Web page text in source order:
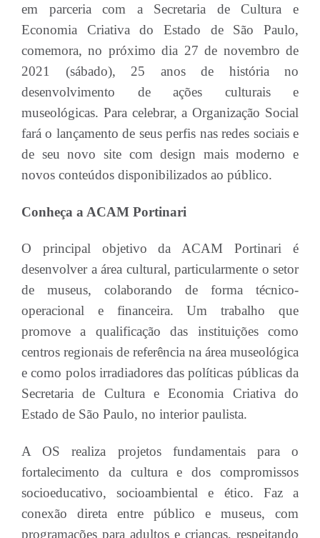
em parceria com a Secretaria de Cultura e
Economia Criativa do Estado de São Paulo,
comemora, no próximo dia 27 de novembro de
2021 (sábado), 25 anos de história no
desenvolvimento de ações culturais e
museológicas. Para celebrar, a Organização Social
fará o lançamento de seus perfis nas redes sociais e
de seu novo site com design mais moderno e
novos conteúdos disponibilizados ao público.
Conheça a ACAM Portinari
O principal objetivo da ACAM Portinari é
desenvolver a área cultural, particularmente o setor
de museus, colaborando de forma técnico-
operacional e financeira. Um trabalho que
promove a qualificação das instituições como
centros regionais de referência na área museológica
e como polos irradiadores das políticas públicas da
Secretaria de Cultura e Economia Criativa do
Estado de São Paulo, no interior paulista.
A OS realiza projetos fundamentais para o
fortalecimento da cultura e dos compromissos
socioeducativo, socioambiental e ético. Faz a
conexão direta entre público e museus, com
programações para adultos e crianças, respeitando